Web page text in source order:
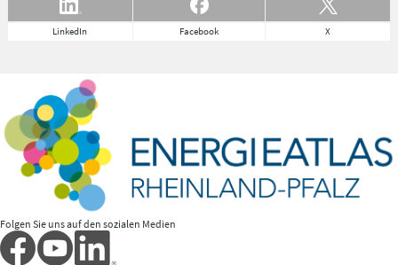
LinkedIn Facebook X
Folgen Sie uns auf den sozialen Medien